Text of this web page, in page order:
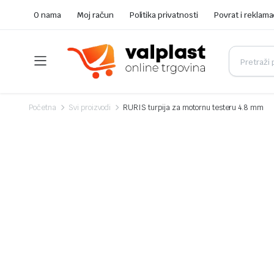
O nama Moj račun Politika privatnosti Povrat i
Početna Svi proizvodi RURIS turpija za motornu testeru 4.8 mm